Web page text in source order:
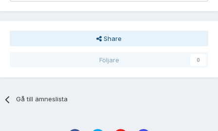
Share
Följare 0
Gå till ämneslista